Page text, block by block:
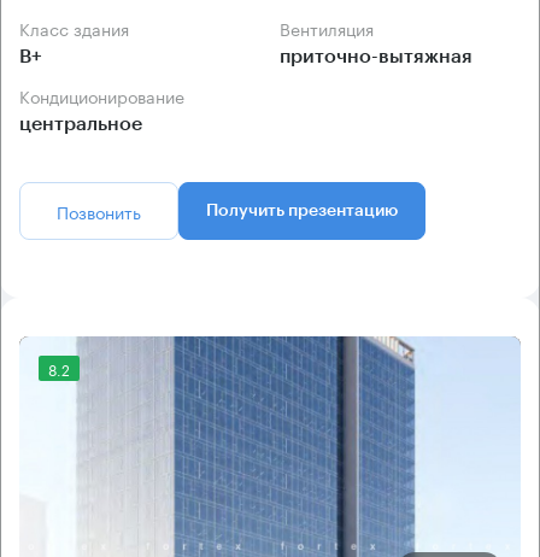
Класс здания
B+
Вентиляция
приточно-вытяжная
Кондиционирование
центральное
Позвонить Получить презентацию
8.2